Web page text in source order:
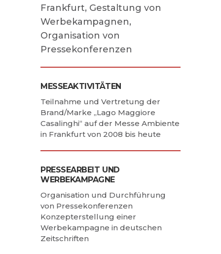
Frankfurt, Gestaltung von
Werbekampagnen,
Organisation von
Pressekonferenzen
MESSEAKTIVITÄTEN
Teilnahme und Vertretung der
Brand/Marke „Lago Maggiore
Casalinghi“ auf der Messe Ambiente
in Frankfurt von 2008 bis heute
PRESSEARBEIT UND
WERBEKAMPAGNE
Organisation und Durchführung
von Pressekonferenzen
Konzepterstellung einer
Werbekampagne in deutschen
Zeitschriften